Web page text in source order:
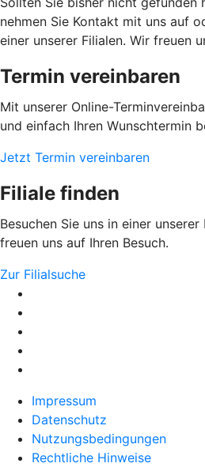
nehmen Sie Kontakt mit uns auf
einer unserer Filialen. Wir freuen
Termin vereinbaren
Mit unserer Online-
und einfach Ihren Wunschtermin
Jetzt Termin vereinbaren
Filiale finden
Besuchen Sie uns in einer
freuen uns auf Ihren Besuch.
Zur Filialsuche
Impressum
Datenschutz
Nutzungsbedingungen
Rechtliche Hinweise